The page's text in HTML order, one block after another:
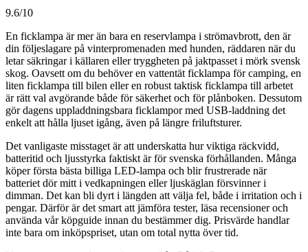
9.6/10
En ficklampa är mer än bara en reservlampa i strömavbrott, den är
din följeslagare på vinterpromenaden med hunden, räddaren när du
letar säkringar i källaren eller tryggheten på jaktpasset i mörk svensk
skog. Oavsett om du behöver en vattentät ficklampa för camping, en
liten ficklampa till bilen eller en robust taktisk ficklampa till arbetet
är rätt val avgörande både för säkerhet och för plånboken. Dessutom
gör dagens uppladdningsbara ficklampor med USB-laddning det
enkelt att hålla ljuset igång, även på längre friluftsturer.
Det vanligaste misstaget är att underskatta hur viktiga räckvidd,
batteritid och ljusstyrka faktiskt är för svenska förhållanden. Många
köper första bästa billiga LED-lampa och blir frustrerade när
batteriet dör mitt i vedkapningen eller ljuskäglan försvinner i
dimman. Det kan bli dyrt i längden att välja fel, både i irritation och i
pengar. Därför är det smart att jämföra tester, läsa recensioner och
använda vår köpguide innan du bestämmer dig. Prisvärde handlar
inte bara om inköpspriset, utan om total nytta över tid.